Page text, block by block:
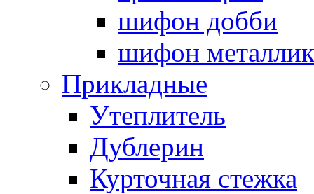
шифон добби
шифон металлик
Прикладные
Утеплитель
Дублерин
Курточная стежка